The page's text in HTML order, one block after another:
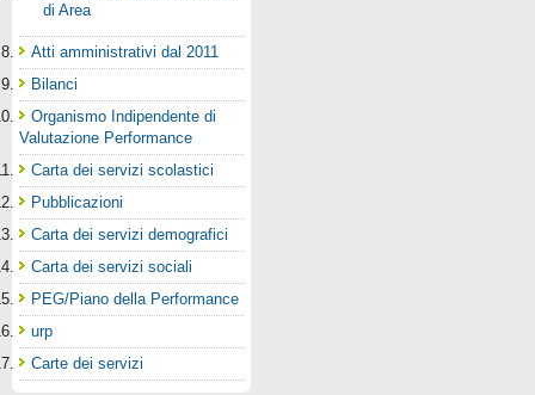
di Area
Atti amministrativi dal 2011
Bilanci
Organismo Indipendente di
Valutazione Performance
Carta dei servizi scolastici
Pubblicazioni
Carta dei servizi demografici
Carta dei servizi sociali
PEG/Piano della Performance
urp
Carte dei servizi